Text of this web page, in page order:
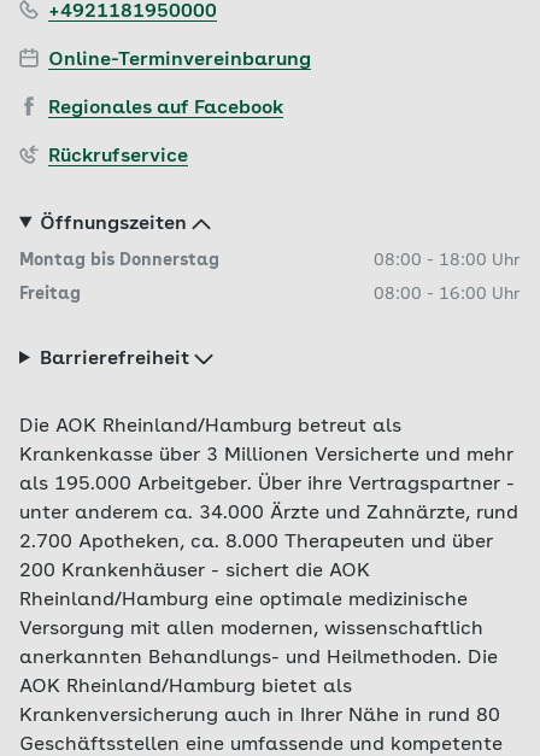
+4921181950000
Online-Terminvereinbarung
Regionales auf Facebook
Rückrufservice
Öffnungszeiten
Montag bis Donnerstag 08:00 - 18:00 Uhr
Freitag
08:00 - 16:00 Uhr
Barrierefreiheit
Die AOK Rheinland/Hamburg betreut als
Krankenkasse über 3 Millionen Versicherte und mehr
als 195.000 Arbeitgeber. Über ihre Vertragspartner -
unter anderem ca. 34.000 Ärzte und Zahnärzte, rund
2.700 Apotheken, ca. 8.000 Therapeuten und über
200 Krankenhäuser - sichert die AOK
Rheinland/Hamburg eine optimale medizinische
Versorgung mit allen modernen, wissenschaftlich
anerkannten Behandlungs- und Heilmethoden. Die
AOK Rheinland/Hamburg bietet als
Krankenversicherung auch in Ihrer Nähe in rund 80
Geschäftsstellen eine umfassende und kompetente